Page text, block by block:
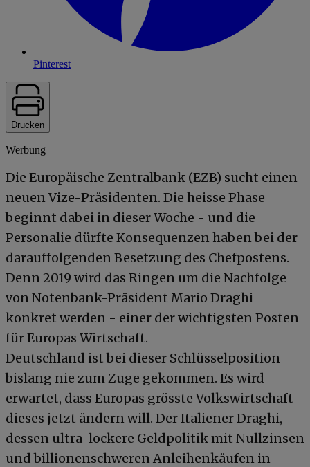
Pinterest
Drucken
Werbung
Die Europäische Zentralbank (EZB) sucht einen
neuen Vize-Präsidenten. Die heisse Phase
beginnt dabei in dieser Woche - und die
Personalie dürfte Konsequenzen haben bei der
darauffolgenden Besetzung des Chefpostens.
Denn 2019 wird das Ringen um die Nachfolge
von Notenbank-Präsident Mario Draghi
konkret werden - einer der wichtigsten Posten
für Europas Wirtschaft.
Deutschland ist bei dieser Schlüsselposition
bislang nie zum Zuge gekommen. Es wird
erwartet, dass Europas grösste Volkswirtschaft
dieses jetzt ändern will. Der Italiener Draghi,
dessen ultra-lockere Geldpolitik mit Nullzinsen
und billionenschweren Anleihenkäufen in